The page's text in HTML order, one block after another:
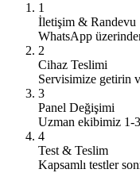
1
İletişim & Randevu
WhatsApp
2
Cihaz Teslimi
Servisimize getirin
3
Panel Değişimi
Uzman ekibimiz 1-
4
Test & Teslim
Kapsamlı testler